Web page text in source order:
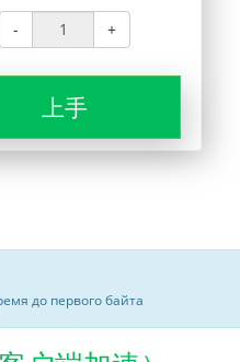
- +
上手
до первого байта